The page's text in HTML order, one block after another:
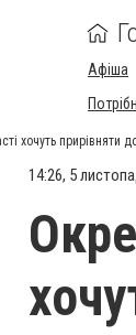
Афіша
хочуть прирівняти
14:26, 5